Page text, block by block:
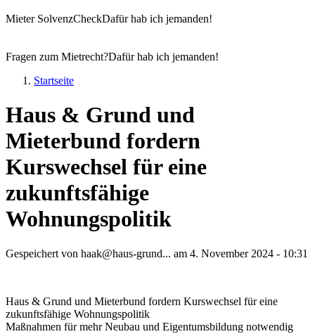
Mieter SolvenzCheckDafür hab ich jemanden!
Fragen zum Mietrecht?Dafür hab ich jemanden!
Startseite
Haus & Grund und
Mieterbund fordern
Kurswechsel für eine
zukunftsfähige
Wohnungspolitik
Gespeichert von haak@haus-grund... am 4. November 2024 - 10:31
Haus & Grund und Mieterbund fordern Kurswechsel für eine
zukunftsfähige Wohnungspolitik
Maßnahmen für mehr Neubau und Eigentumsbildung notwendig